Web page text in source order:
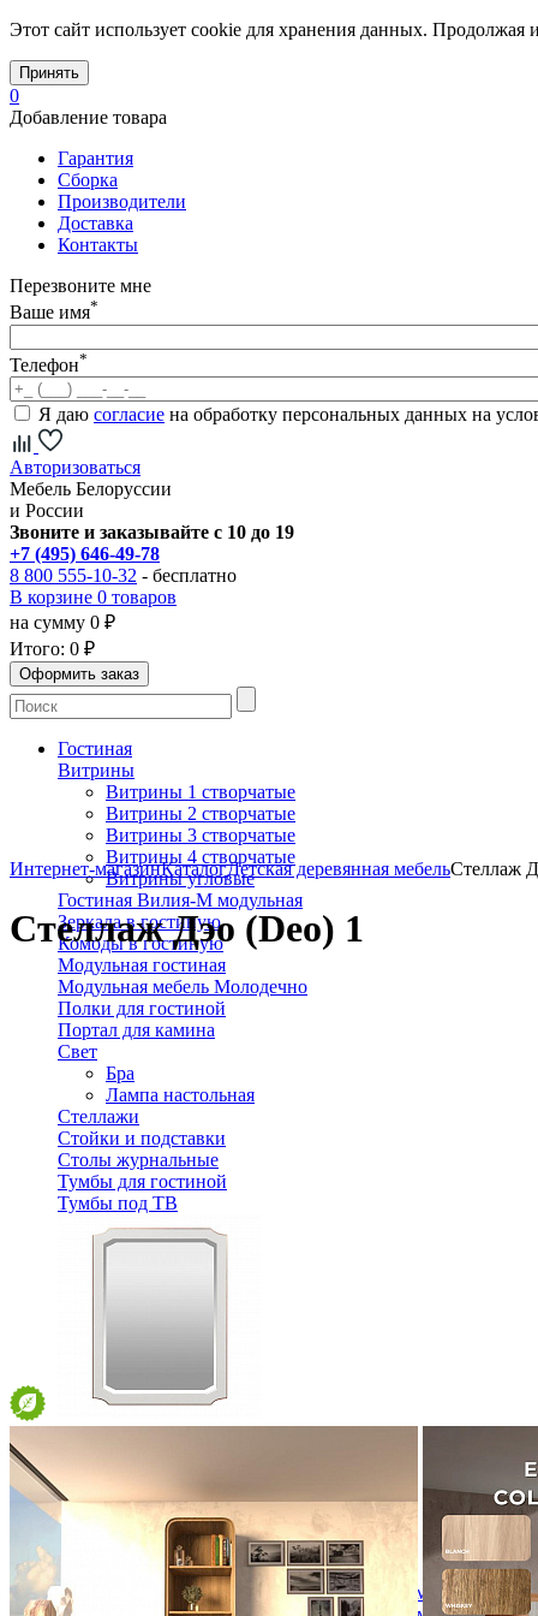
Этот сайт использует cookie для хранения данных. Продолжая
Принять
0
Добавление товара
Гарантия
Сборка
Производители
Доставка
Контакты
Перезвоните мне
Ваше имя*
Телефон*
Я даю согласие на обработку персональных данных на
Авторизоваться
Мебель Белоруссии
и России
Звоните и заказывайте с 10 до 19
+7 (495) 646-49-78
8 800 555-10-32 - бесплатно
В корзине 0 товаров
на сумму 0 ₽
Итого: 0 ₽
Гостиная
Витрины
Витрины 1 створчатые
Витрины 2 створчатые
Витрины 3 створчатые
Витрины 4 створчатые
Витрины угловые
Гостиная Вилия-М модульная
Зеркала в гостиную
Комоды в гостиную
Модульная гостиная
Модульная мебель Молодечно
Полки для гостиной
Портал для камина
Свет
Бра
Лампа настольная
Стеллажи
Стойки и подставки
Столы журнальные
Тумбы для гостиной
Тумбы под ТВ
12 546 ₽
В корзину
Деревянные кровати с подъемным механизмом
Интернет-магазинКаталогДетская деревянная мебельСтеллаж
Стеллаж Дэо (Deo) 1